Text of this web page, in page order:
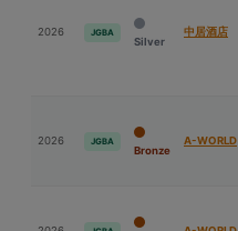
2026 JGBA
Silver
中居酒店
2026 JGBA
Bronze
A-WORLD